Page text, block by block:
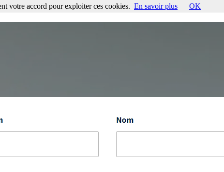
accord pour exploiter ces cookies.En savoir plus OK
votre accord pour exploiter ces cookies. En savoir plus OK